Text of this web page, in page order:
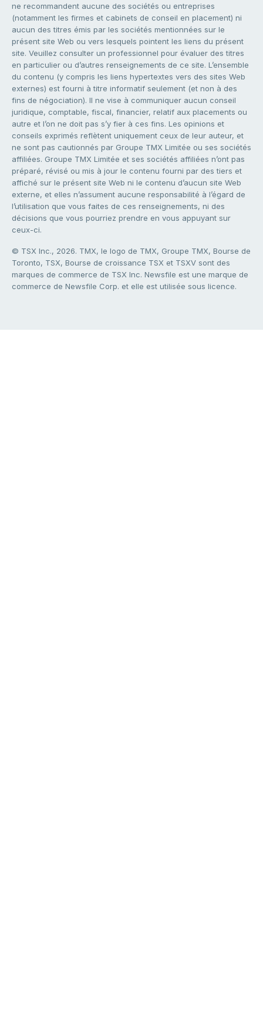
ne recommandent aucune des sociétés ou entreprises
(notamment les firmes et cabinets de conseil en placement) ni
aucun des titres émis par les sociétés mentionnées sur le
présent site Web ou vers lesquels pointent les liens du présent
site. Veuillez consulter un professionnel pour évaluer des titres
en particulier ou d’autres renseignements de ce site. L’ensemble
du contenu (y compris les liens hypertextes vers des sites Web
externes) est fourni à titre informatif seulement (et non à des
fins de négociation). Il ne vise à communiquer aucun conseil
juridique, comptable, fiscal, financier, relatif aux placements ou
autre et l’on ne doit pas s’y fier à ces fins. Les opinions et
conseils exprimés reflètent uniquement ceux de leur auteur, et
ne sont pas cautionnés par Groupe TMX Limitée ou ses sociétés
affiliées. Groupe TMX Limitée et ses sociétés affiliées n’ont pas
préparé, révisé ou mis à jour le contenu fourni par des tiers et
affiché sur le présent site Web ni le contenu d’aucun site Web
externe, et elles n’assument aucune responsabilité à l’égard de
l’utilisation que vous faites de ces renseignements, ni des
décisions que vous pourriez prendre en vous appuyant sur
ceux-ci.
© TSX Inc., 2026. TMX, le logo de TMX, Groupe TMX, Bourse de
Toronto, TSX, Bourse de croissance TSX et TSXV sont des
marques de commerce de TSX Inc. Newsfile est une marque de
commerce de Newsfile Corp. et elle est utilisée sous licence.